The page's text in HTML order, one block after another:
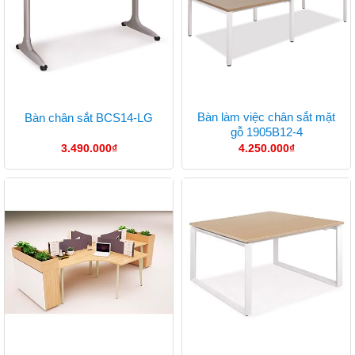
Bàn chân sắt BCS14-LG
3.490.000₫
Bàn làm việc chân sắt mặt
gỗ 1905B12-4
4.250.000₫